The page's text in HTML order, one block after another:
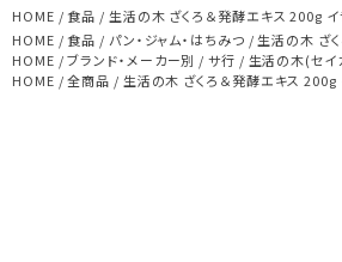
HOME 食品
生活の木 ざくろ＆発酵エキス 200g イ
HOME
食品 パン・ジャム・はちみつ
生活の木 ざ
HOME
ブランド・メーカー別 サ行 生活の木(セイ
HOME
全商品 生活の木 ざくろ＆発酵エキス 200g